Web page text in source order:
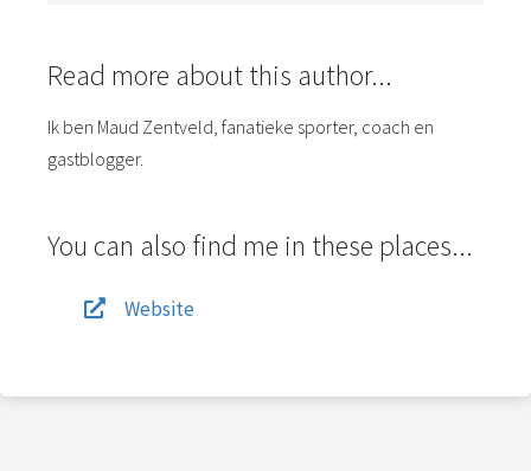
Read more about this author...
Ik ben Maud Zentveld, fanatieke sporter, coach en
gastblogger.
You can also find me in these places...
Website